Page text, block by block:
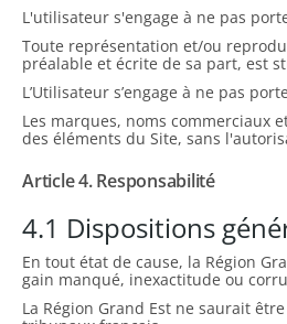
L'utilisateur s'engage à ne pas
Toute représentation et/ou
préalable et écrite de sa part, est
L’Utilisateur s’engage à ne pas
Les marques, noms commerciaux
des éléments du Site, sans
Article 4. Responsabilité
4.1 Dispositions
En tout état de cause, la Région
gain manqué, inexactitude ou
La Région Grand Est ne saurait